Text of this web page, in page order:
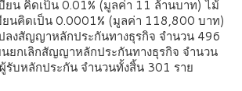
ยน คิดเป็น 0.01% (มูลค่า 11 ล้านบาท) ไม้
นคิดเป็น 0.0001% (มูลค่า 118,800 บาท)
ลงสัญญาหลักประกันทางธุรกิจ จำนวน 496
ยกเลิกสัญญาหลักประกันทางธุรกิจ จำนวน
บหลักประกัน จำนวนทั้งสิ้น 301 ราย